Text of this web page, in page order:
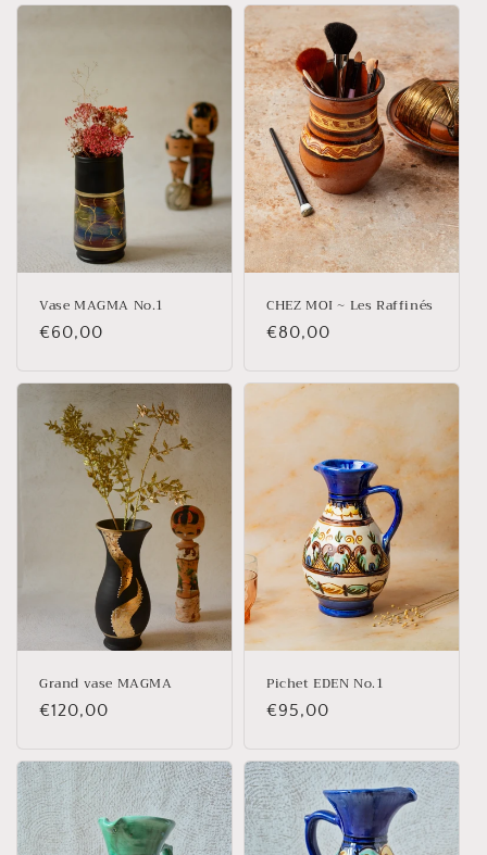
Vase MAGMA No.1
Prix
€60,00
CHEZ MOI ~ Les Raffinés
Prix
€80,00
Grand vase MAGMA
Prix
€120,00
Pichet EDEN No.1
Prix
€95,00